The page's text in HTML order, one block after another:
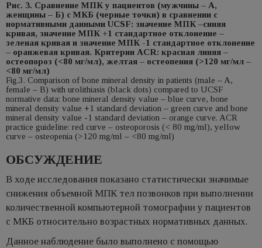
Рис. 3. Сравнение МПК у пациентов (мужчины – А,
женщины – Б) с МКБ (черные точки) в сравнении с
нормативными данными UCSF: значение МПК –синяя
кривая, значение МПК +1 стандартное отклонение –
зеленая кривая и значение МПК -1 стандартное отклонение
– оранжевая кривая. Критерии ACR: красная линяя –
остеопороз (<80 мг/мл), желтая – остеопения (>120 мг/мл –
<80 мг/мл)
Fig.3. Comparison of bone mineral density in patients (male – A,
female – B) with urolithiasis (black dots) compared to UCSF
normative data: bone mineral density value – blue curve, bone
mineral density value +1 standard deviation – green curve and bone
mineral density value -1 standard deviation – orange curve. ACR
practice guideline: red curve – osteoporosis (< 80 mg/ml), yellow
curve – osteopenia (>120 mg/ml – <80 mg/ml)
ОБСУЖДЕНИЕ
В ходе исследования показано статистически значимые
снижения объемной МПК тел позвонков при выполнении
количественной компьютерной томографии у пациентов
с МКБ относительно возрастных нормативных данных.
Данное наблюдение было выполнено с помощью